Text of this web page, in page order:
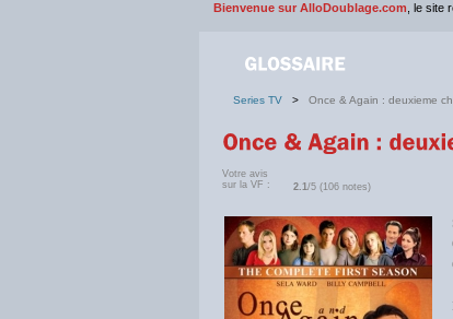
Bienvenue sur AlloDoublage.com , le site
Series TV > Once & Again : deuxieme
Votre avis
sur la VF :
2.1/5 (106 notes)